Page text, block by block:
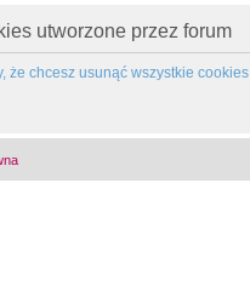
utworzone przez forum
że chcesz usunąć wszystkie